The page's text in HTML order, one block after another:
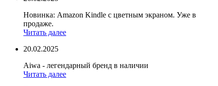
Новинка: Amazon Kindle с цветным экраном. Уже в
продаже.
Читать далее
20.02.2025
Aiwa - легендарный бренд в наличии
Читать далее